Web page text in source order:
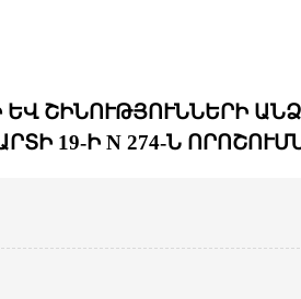
ՇԻՆՈՒԹՅՈՒՆՆԵՐԻ
19-Ի N 274-Ն